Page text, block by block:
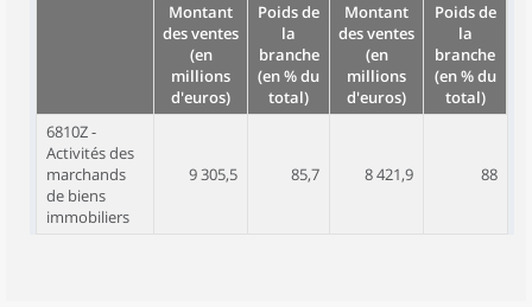
Montant
des ventes
(en
millions
d'euros)
Poids de
la
branche
(en % du
total)
Montant
des ventes
(en
millions
d'euros)
Poids de
la
branche
(en % du
total)
6810Z -
Activités des
marchands
de biens
immobiliers
9 305,5 85,7 8 421,9 88